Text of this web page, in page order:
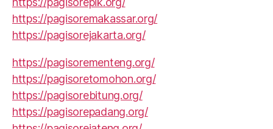
https://pagisoremakassar.org/
https://pagisorejakarta.org/
https://pagisorementeng.org/
https://pagisoretomohon.org/
https://pagisorebitung.org/
https://pagisorepadang.org/